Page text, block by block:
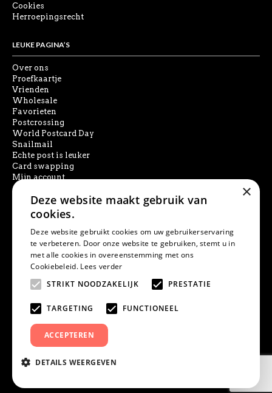
Cookies
Herroepingsrecht
LEUKE PAGINA’S
Over ons
Proefkaartje
Vrienden
Wholesale
Favorieten
Postcrossing
World Postcard Day
Snailmail
Echte post is leuker
Card swapping
Mijn account
SOCIAL MEDIA
PRODUCT ZOEKEN
×
Deze website maakt gebruik van
cookies.
Deze website gebruikt cookies om uw gebruikerservaring
te verbeteren. Door onze website te gebruiken, stemt u in
met alle cookies in overeenstemming met ons
Cookiebeleid. Lees verder
STRIKT NOODZAKELIJK
PRESTATIE
TARGETING FUNCTIONEEL
ACCEPTEREN
DETAILS WEERGEVEN